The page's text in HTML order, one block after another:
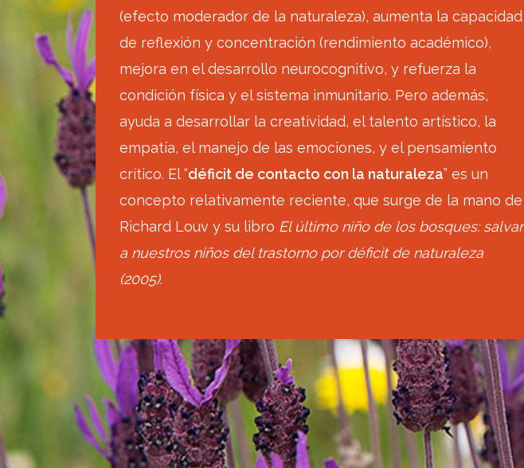
(efecto moderador de la naturaleza), aumenta la capacidad
de reflexión y concentración (rendimiento académico),
mejora en el desarrollo neurocognitivo, y refuerza la
condición física y el sistema inmunitario. Pero además,
ayuda a desarrollar la creatividad, el talento artístico, la
empatía, el manejo de las emociones, y el pensamiento
crítico. El “déficit de contacto con la naturaleza” es un
concepto relativamente reciente, que surge de la mano de
Richard Louv y su libro El último niño de los bosques: salvar
a nuestros niños del trastorno por déficit de naturaleza
(2005).